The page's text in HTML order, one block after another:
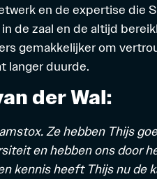
en de expertise die
de zaal en de altijd
gemakkelijker om
langer duurde.
der Wal:
Ze hebben Thijs
en hebben ons door
kennis heeft Thijs nu de